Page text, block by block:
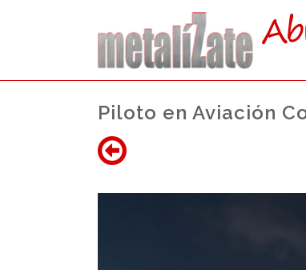
Piloto en Aviación